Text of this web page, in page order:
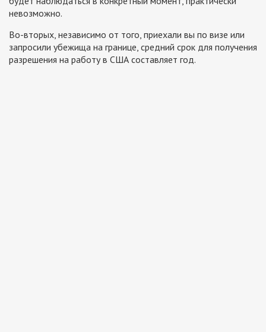
невозможно.
Во-вторых, независимо от того, приехали вы по визе или
запросили убежища на границе, средний срок для получения
разрешения на работу в США составляет год.